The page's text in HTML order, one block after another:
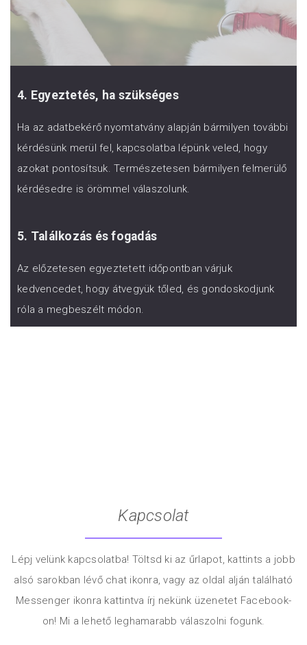
4. Egyeztetés, ha szükséges
Ha az adatbekérő nyomtatvány alapján bármilyen további
kérdésünk merül fel, kapcsolatba lépünk veled, hogy
azokat pontosítsuk. Természetesen bármilyen felmerülő
kérdésedre is örömmel válaszolunk.
5. Találkozás és fogadás
Az előzetesen egyeztetett időpontban várjuk
kedvencedet, hogy átvegyük tőled, és gondoskodjunk
róla a megbeszélt módon.
Kapcsolat
Lépj velünk kapcsolatba! Töltsd ki az űrlapot, kattints a jobb
alsó sarokban lévő chat ikonra, vagy az oldal alján található
Messenger ikonra kattintva írj nekünk üzenetet Facebook-
on! Mi a lehető leghamarabb válaszolni fogunk.